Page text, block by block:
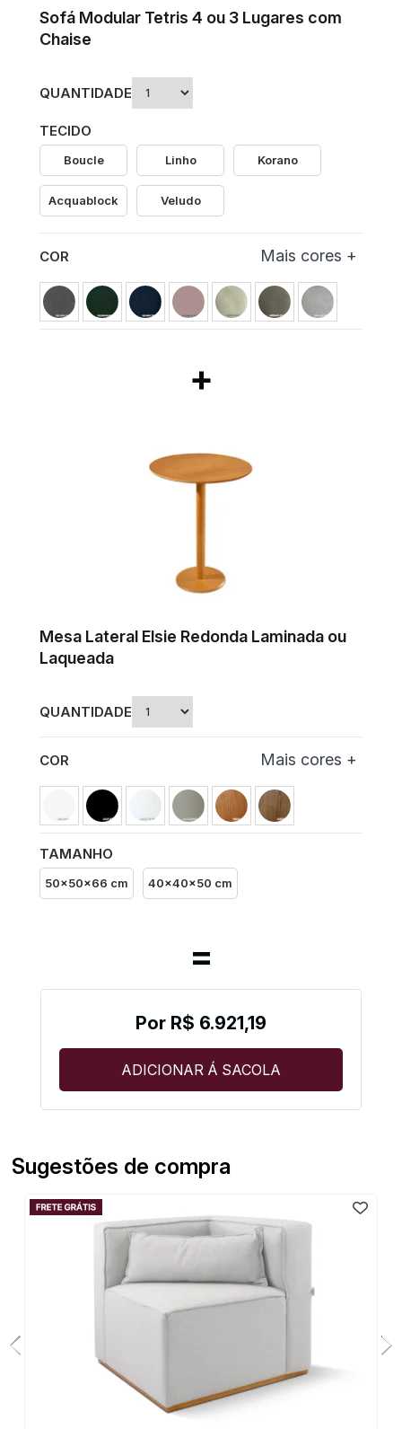
Sofá Modular Tetris 4 ou 3 Lugares com
Chaise
QUANTIDADE
TECIDO
Boucle Linho Korano
Acquablock Veludo
COR
Mesa Lateral Elsie Redonda Laminada ou
Laqueada
QUANTIDADE
COR
TAMANHO
50x50x66 cm 40x40x50 cm
R$ 6.921,19
Sugestões de compra